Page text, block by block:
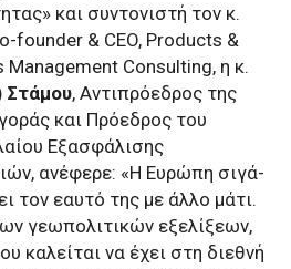
και συντονιστή τον κ.
founder & CEO, Products &
Μanagement Consulting, η κ.
Στάμου, Αντιπρόεδρος της
και Πρόεδρος του
Εξασφάλισης
ανέφερε: «Η Ευρώπη σιγά-
τον εαυτό της με άλλο μάτι.
γεωπολιτικών εξελίξεων,
καλείται να έχει στη διεθνή